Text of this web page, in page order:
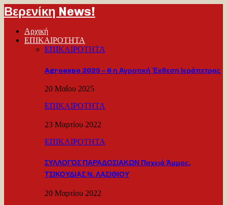
Βερενίκη News!
Αρχική
ΕΠΙΚΑΙΡΟΤΗΤΑ
ΕΠΙΚΑΙΡΟΤΗΤΑ
Agroexpo 2025 – 6 η Αγροτική Έκθεση Ιεράπετρας
20 Μαΐου 2025
ΕΠΙΚΑΙΡΟΤΗΤΑ
23 Μαρτίου 2022
ΕΠΙΚΑΙΡΟΤΗΤΑ
ΣΥΛΛΟΓΟΣ ΠΑΡΑΔΟΣΙΑΚΩΝ Παχειά Άμμος,
ΤΣΙΚΟΥΔΙΑΣ Ν. ΛΑΣΙΘΙΟΥ
20 Μαρτίου 2022